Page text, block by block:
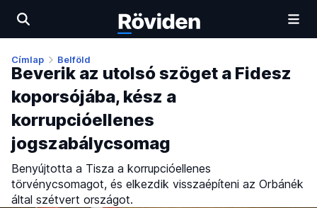
Címlap Belföld
Beverik az utolsó szöget a Fidesz
koporsójába, kész a
korrupcióellenes
jogszabálycsomag
Benyújtotta a Tisza a korrupcióellenes
törvénycsomagot, és elkezdik visszaépíteni az Orbánék
által szétvert országot.